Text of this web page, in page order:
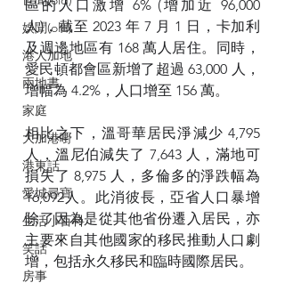
娛聞(old)
港人加地
兩地書
家庭
大加港嘢
港東話
愛城尋寶
生活小百科
笑話
房事
區的人口激增 6% (增加近 96,000
人)，截至 2023 年 7 月 1 日，卡加利
及週邊地區有 168 萬人居住。同時，
愛民頓都會區新增了超過 63,000 人，
增幅為 4.2%，人口增至 156 萬。
相比之下，溫哥華居民淨減少 4,795
人，溫尼伯減失了 7,643 人，滿地可
損失了 8,975 人，多倫多的淨跌幅為
16,092人。此消彼長，亞省人口暴增
除了因為是從其他省份遷入居民，亦
主要來自其他國家的移民推動人口劇
增，包括永久移民和臨時國際居民。